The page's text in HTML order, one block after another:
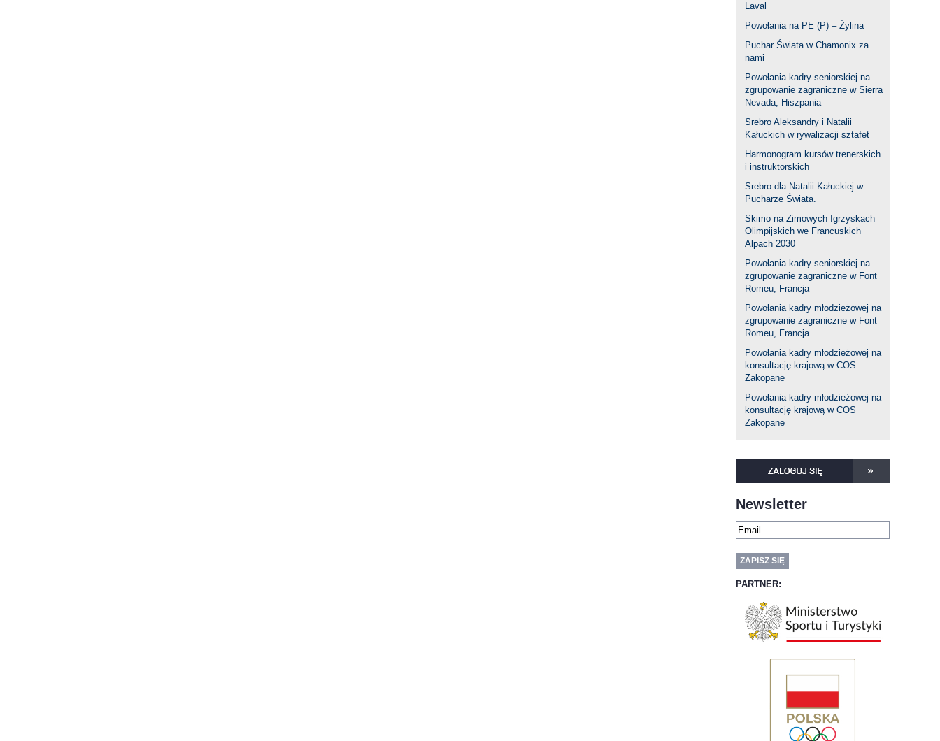
Laval
Powołania na PE (P) – Żylina
Puchar Świata w Chamonix za
nami
Powołania kadry seniorskiej na
zgrupowanie zagraniczne w Sierra
Nevada, Hiszpania
Srebro Aleksandry i Natalii
Kałuckich w rywalizacji sztafet
Harmonogram kursów trenerskich
i instruktorskich
Srebro dla Natalii Kałuckiej w
Pucharze Świata.
Skimo na Zimowych Igrzyskach
Olimpijskich we Francuskich
Alpach 2030
Powołania kadry seniorskiej na
zgrupowanie zagraniczne w Font
Romeu, Francja
Powołania kadry młodzieżowej na
zgrupowanie zagraniczne w Font
Romeu, Francja
Powołania kadry młodzieżowej na
konsultację krajową w COS
Zakopane
Powołania kadry młodzieżowej na
konsultację krajową w COS
Zakopane
Newsletter
PARTNER: